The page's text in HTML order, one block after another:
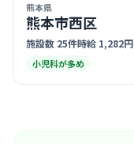
熊本県
熊本市西区
施設数 25件時給 1,282円
小児科が多め